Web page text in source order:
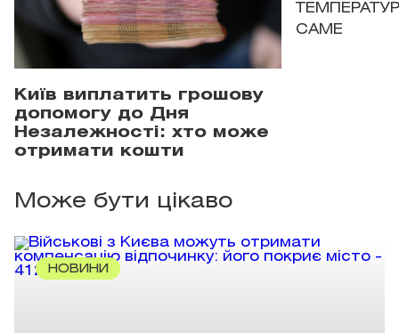
Київ виплатить грошову
допомогу до Дня
Незалежності: хто може
отримати кошти
САМЕ
Може бути цікаво
НОВИНИ